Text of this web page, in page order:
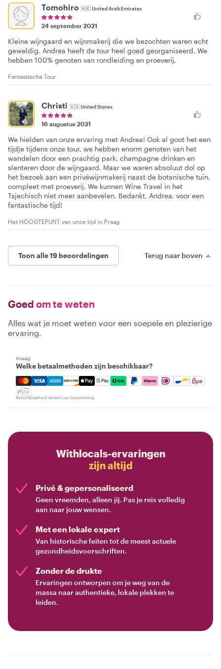
Tomohiro 🇦🇪United Arab Emirates
24 september 2021
Kleine wijngaard en wijnmakerij die we bezochten waren echt
geweldig. Andrea heeft de tour heel goed georganiseerd. We
hebben 100% genoten van rondleiding en proeverij.
Fantastische Tour
Christi 🇺🇸United States
16 augustus 2021
We hielden van onze ervaring met Andrea! Ook al goot het een
tijdje tijdens onze tour, we hebben enorm genoten van het
wandelen door een prachtig park, champagne drinken en
slenteren door de wijngaard. Maar we waren absoluut dol op
het bezoek aan een privéwijnmakerij naast de botanische tuin,
compleet met proeverij. We kunnen Wine Travel in het
Tsjechisch niet meer aanbevelen. Bedankt, Andrea, voor een
fantastische tijd!
Het HOOGTEPUNT van onze tijd in Praag
Toon alle 19 beoordelingen Terug naar boven
Goed om te weten
Alles wat je moet weten voor een soepele en plezierige
ervaring.
Vraag
Welke betaalmethoden zijn beschikbaar?
Mastercard, Visa, Amex, Discover, Apple Pay, Google
Beschikbaarheid varieert per bestemming
Withlocals-ervaringen
zijn altijd
Privé & gepersonaliseerd
Geen vreemden, alleen jij. Pas je reis volledig
aan naar jouw wensen.
Met een lokale expert
Van historische feiten tot de meest actuele
gezondheidsvoorschriften.
Zonder de drukte
Ervaringen ontworpen om je weg van de
massa naar authentieke, lokale plekken te
leiden.